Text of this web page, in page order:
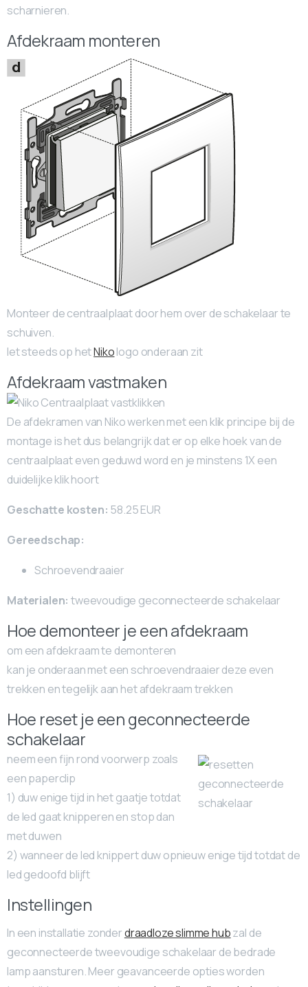
scharnieren.
Afdekraam monteren
Monteer de centraalplaat door hem over de schakelaar te
schuiven.
let steeds op hetNikologo onderaan zit
Afdekraam vastmaken
De afdekramen van Niko werken met een klik principe bij de
montage is het dus belangrijk dat er op elke hoek van de
centraalplaat even geduwd word en je minstens 1X een
duidelijke klik hoort
Geschatte kosten: 58.25 EUR
Gereedschap:
Schroevendraaier
Materialen: tweevoudige geconnecteerde schakelaar
Hoe demonteer je een afdekraam
om een afdekraam te demonteren
kan je onderaan met een schroevendraaier deze even
trekken en tegelijk aan het afdekraam trekken
Hoe reset je een geconnecteerde
schakelaar
neem een fijn rond voorwerp zoals
een paperclip
1) duw enige tijd in het gaatje totdat
de led gaat knipperen en stop dan
met duwen
2) wanneer de led knippert duw opnieuw enige tijd totdat de
led gedoofd blijft
Instellingen
In een installatie zonderdraadloze slimme hubzal de
geconnecteerde tweevoudige schakelaar de bedrade
lamp aansturen. Meer geavanceerde opties worden